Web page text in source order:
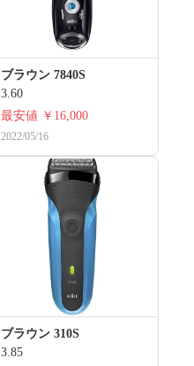
ブラウン 7840S
3.60
最安値 ￥16,000
2022/05/16
ブラウン 310S
3.85